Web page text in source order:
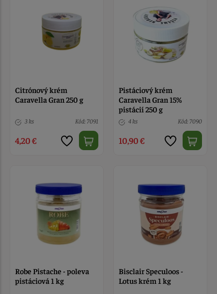
Citrónový krém
Caravella Gran 250 g
3 ks Kód: 7091
4,20 €
Pistáciový krém
Caravella Gran 15%
pistácií 250 g
4 ks Kód: 7090
10,90 €
Robe Pistache - poleva
pistáciová 1 kg
Bisclair Speculoos -
Lotus krém 1 kg